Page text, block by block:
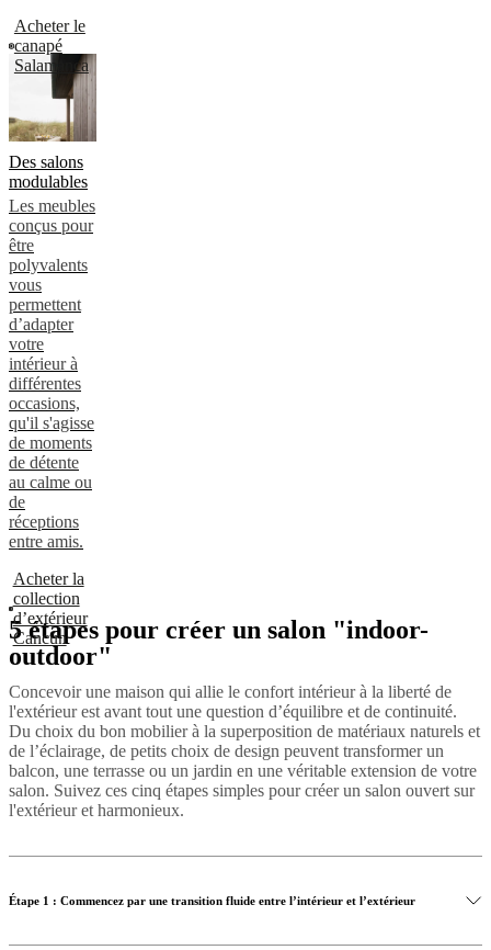
Acheter le
canapé
Salamanca
Des salons
modulables
Les meubles
conçus pour
être
polyvalents
vous
permettent
d’adapter
votre
intérieur à
différentes
occasions,
qu'il s'agisse
de moments
de détente
au calme ou
de
réceptions
entre amis.
Acheter la
collection
d’extérieur
Cancún
5 étapes pour créer un salon "indoor-
outdoor"
Concevoir une maison qui allie le confort intérieur à la liberté de
l'extérieur est avant tout une question d’équilibre et de continuité.
Du choix du bon mobilier à la superposition de matériaux naturels et
de l’éclairage, de petits choix de design peuvent transformer un
balcon, une terrasse ou un jardin en une véritable extension de votre
salon. Suivez ces cinq étapes simples pour créer un salon ouvert sur
l'extérieur et harmonieux.
Étape 1 : Commencez par une transition fluide entre l’intérieur et l’extérieur